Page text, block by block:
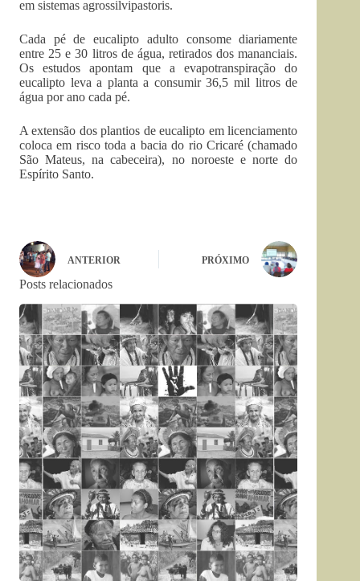
em sistemas agrossilvipastoris.
Cada pé de eucalipto adulto consome diariamente
entre 25 e 30 litros de água, retirados dos mananciais.
Os estudos apontam que a evapotranspiração do
eucalipto leva a planta a consumir 36,5 mil litros de
água por ano cada pé.
A extensão dos plantios de eucalipto em licenciamento
coloca em risco toda a bacia do rio Cricaré (chamado
São Mateus, na cabeceira), no noroeste e norte do
Espírito Santo.
ANTERIOR PRÓXIMO
Posts relacionados